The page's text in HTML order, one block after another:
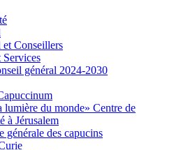
Conseillers
Services
général 2024-2030
lumière du monde» Centre de
à Jérusalem
générale des capucins